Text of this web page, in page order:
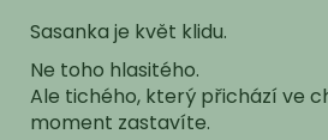
Sasanka je květ klidu.
Ne toho hlasitého.
Ale tichého, který přichází ve
moment zastavíte.